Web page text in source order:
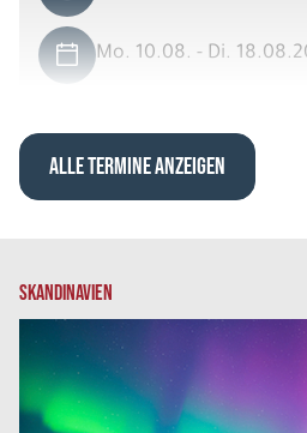
Mo. 10.08. - Di.
9 Tage
Mo. 10.08. - Di.
ALLE TERMINE ANZEIGEN
SKANDINAVIEN